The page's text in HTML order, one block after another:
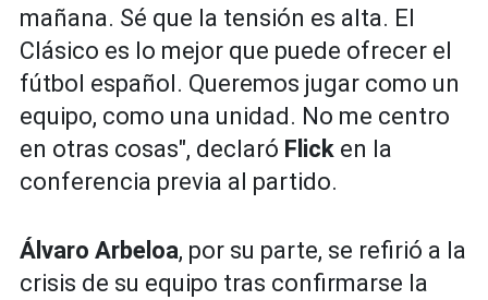
mañana. Sé que la tensión es alta. El
Clásico es lo mejor que puede ofrecer el
fútbol español. Queremos jugar como un
equipo, como una unidad. No me centro
en otras cosas", declaró Flick en la
conferencia previa al partido.
Álvaro Arbeloa, por su parte, se refirió a la
crisis de su equipo tras confirmarse la